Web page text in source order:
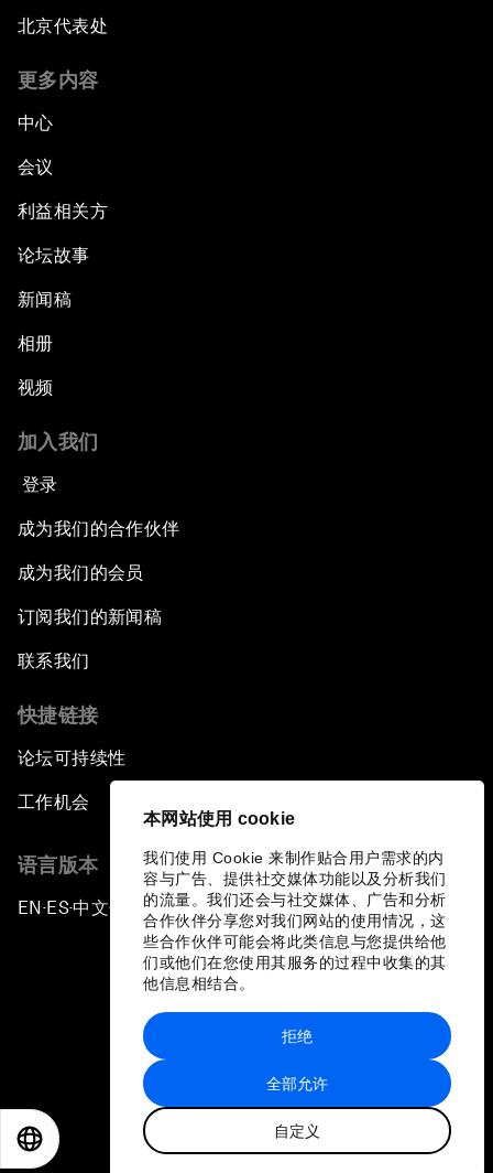
本网站使用 cookie
我们使用 Cookie 来制作贴合用户需求的内
容与广告、提供社交媒体功能以及分析我们
的流量。我们还会与社交媒体、广告和分析
合作伙伴分享您对我们网站的使用情况，这
些合作伙伴可能会将此类信息与您提供给他
们或他们在您使用其服务的过程中收集的其
他信息相结合。
全部允许
自定义
拒绝
北京代表处
更多内容
中心
会议
利益相关方
论坛故事
新闻稿
相册
视频
加入我们
登录
成为我们的合作伙伴
成为我们的会员
订阅我们的新闻稿
联系我们
快捷链接
论坛可持续性
工作机会
语言版本
EN ▪ES▪中文▪ 日本語
站点地图
世界经济论坛